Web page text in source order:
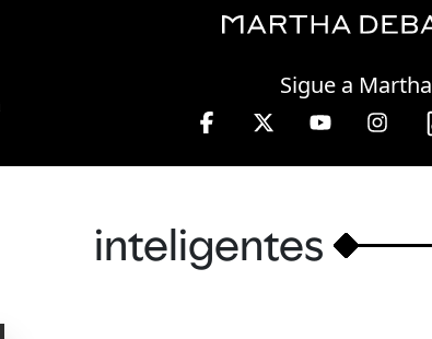
Sigue a Martha
inteligentes